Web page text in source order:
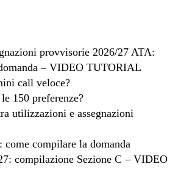
provvisorie 2026/27 ATA:
– VIDEO TUTORIAL
call veloce?
150 preferenze?
utilizzazioni e assegnazioni
come compilare la domanda
compilazione Sezione C – VIDEO